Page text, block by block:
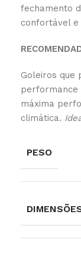
fechamento
confortável e
Goleiros que
performance
máxima
climática.
PESO